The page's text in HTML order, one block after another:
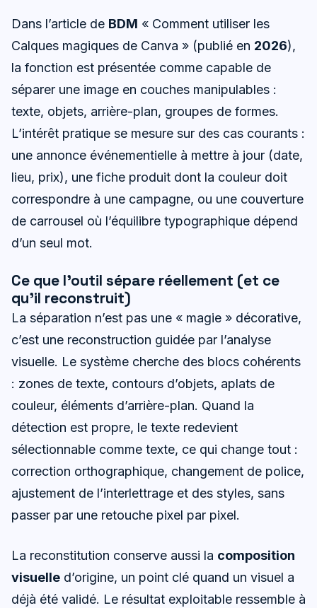
Dans l’article de BDM « Comment utiliser les
Calques magiques de Canva » (publié en 2026),
la fonction est présentée comme capable de
séparer une image en couches manipulables :
texte, objets, arrière-plan, groupes de formes.
L’intérêt pratique se mesure sur des cas courants :
une annonce événementielle à mettre à jour (date,
lieu, prix), une fiche produit dont la couleur doit
correspondre à une campagne, ou une couverture
de carrousel où l’équilibre typographique dépend
d’un seul mot.
Ce que l’outil sépare réellement (et ce
qu’il reconstruit)
La séparation n’est pas une « magie » décorative,
c’est une reconstruction guidée par l’analyse
visuelle. Le système cherche des blocs cohérents
: zones de texte, contours d’objets, aplats de
couleur, éléments d’arrière-plan. Quand la
détection est propre, le texte redevient
sélectionnable comme texte, ce qui change tout :
correction orthographique, changement de police,
ajustement de l’interlettrage et des styles, sans
passer par une retouche pixel par pixel.
La reconstitution conserve aussi la composition
visuelle d’origine, un point clé quand un visuel a
déjà été validé. Le résultat exploitable ressemble à